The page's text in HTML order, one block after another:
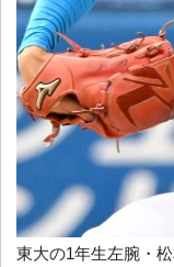
東大の1年生左腕・